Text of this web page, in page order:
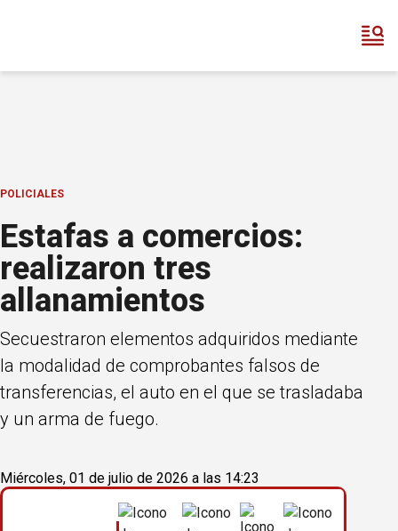
POLICIALES
Estafas a comercios:
realizaron tres
allanamientos
Secuestraron elementos adquiridos mediante
la modalidad de comprobantes falsos de
transferencias, el auto en el que se trasladaba
y un arma de fuego.
Miércoles, 01 de julio de 2026 a las 14:23